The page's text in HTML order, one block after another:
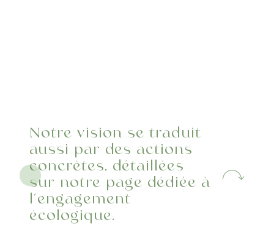
Notre vision se traduit
aussi par des actions
concrètes, détaillées
sur notre page dédiée à
l’engagement
écologique.